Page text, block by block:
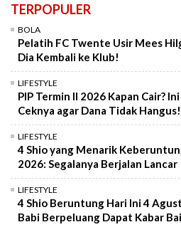
TERPOPULER
BOLA
Pelatih FC Twente Usir Mees
Dia Kembali ke Klub!
LIFESTYLE
PIP Termin II 2026 Kapan Cair?
Ceknya agar Dana Tidak Hangus!
LIFESTYLE
4 Shio yang Menarik
2026: Segalanya Berjalan Lancar
LIFESTYLE
4 Shio Beruntung Hari Ini 4
Babi Berpeluang Dapat Kabar